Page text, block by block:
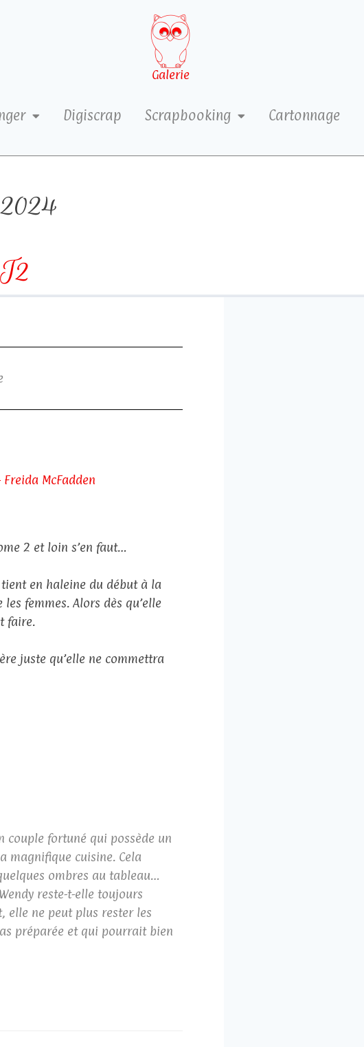
Galerie
Digiscrap Scrapbooking
Cartonnage
McFadden
2 et loin s’en faut…
tient en haleine du début à la
femmes. Alors dès qu’elle
faire.
juste qu’elle ne commettra
couple fortuné qui possède un
magnifique cuisine. Cela
ombres au tableau…
reste-t-elle toujours
elle ne peut plus rester les
préparée et qui pourrait bien